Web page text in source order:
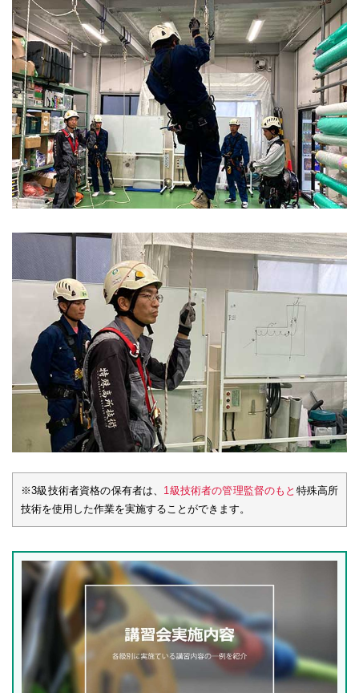
※3級技術者資格の保有者は、 1級技術者の管理監督のもと 特殊高所
技術を使用した作業を実施することができます。